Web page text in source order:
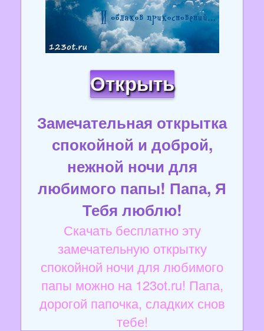
Открыть
Замечательная открытка
спокойной и доброй,
нежной ночи для
любимого папы! Папа, Я
Тебя люблю!
Скачать бесплатно эту
замечательную открытку
спокойной ночи для любимого
папы можно на 123ot.ru! Папа,
дорогой папочка, сладких снов
тебе!